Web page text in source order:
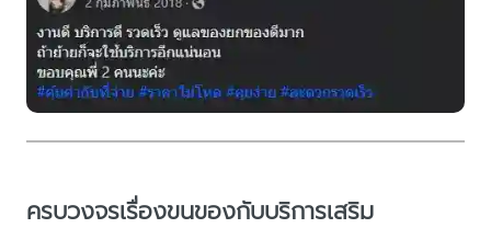
ครบวงจรเรื่องขนของกับบริการเสริม